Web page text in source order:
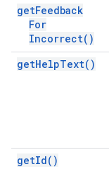
getFeedback
For
Incorrect( )
getHelpText( )
getId( )